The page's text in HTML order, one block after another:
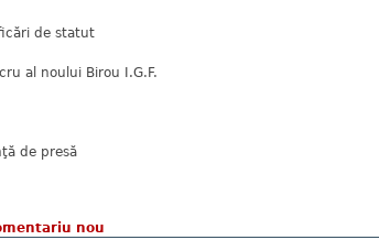
de statut
al noului Birou I.G.F.
de presă
nou